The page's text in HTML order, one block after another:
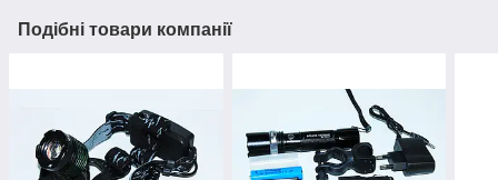
Подібні товари компанії